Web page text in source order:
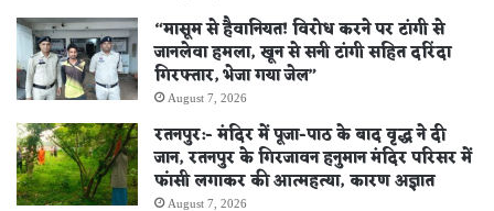
“मासूम से हैवानियत! विरोध करने पर टांगी से
जानलेवा हमला, खून से सनी टांगी सहित दरिंदा
गिरफ्तार, भेजा गया जेल”
August 7, 2026
रतनपुर:- मंदिर में पूजा-पाठ के बाद वृद्ध ने दी
जान, रतनपुर के गिरजावन हनुमान मंदिर परिसर में
फांसी लगाकर की आत्महत्या, कारण अज्ञात
August 7, 2026